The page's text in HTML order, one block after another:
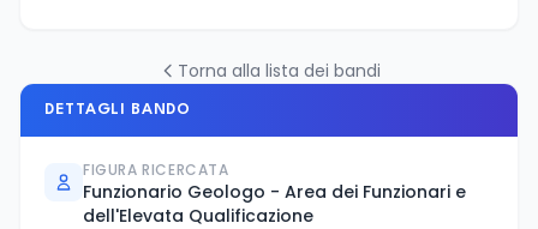
Torna alla lista dei bandi
DETTAGLI BANDO
FIGURA RICERCATA
Funzionario Geologo - Area dei Funzionari e
dell'Elevata Qualificazione